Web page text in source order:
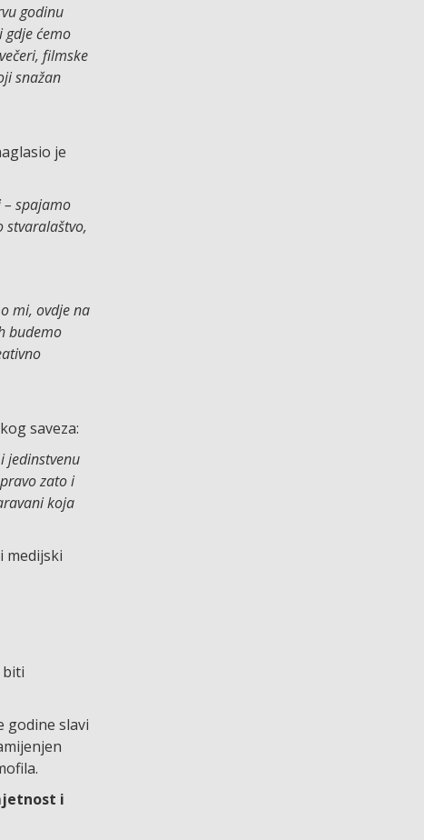
godinu
ćemo
filmske
snažan
je
– spajamo
stvaralaštvo,
mi, ovdje na
budemo
saveza:
jedinstvenu
zato i
koja
medijski
biti
godine slavi
i